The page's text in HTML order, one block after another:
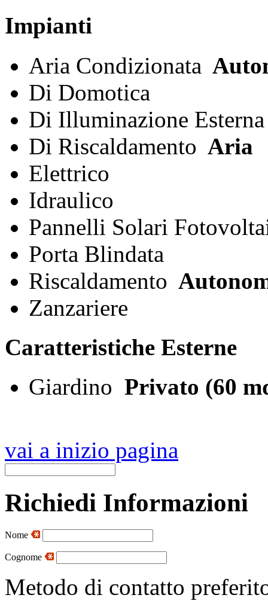
Impianti
Aria Condizionata
Di Domotica
Di Illuminazione Esterna
Di Riscaldamento Aria
Elettrico
Idraulico
Pannelli Solari
Porta Blindata
Riscaldamento
Zanzariere
Caratteristiche Esterne
Giardino Privato (60
vai a inizio pagina
Richiedi Informazioni
Nome
Cognome
Metodo di contatto